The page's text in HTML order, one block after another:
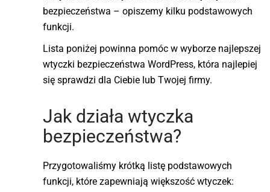
bezpieczeństwa – opiszemy kilku podstawowych
funkcji.
Lista poniżej powinna pomóc w wyborze najlepszej
wtyczki bezpieczeństwa WordPress, która najlepiej
się sprawdzi dla Ciebie lub Twojej firmy.
Jak działa wtyczka
bezpieczeństwa?
Przygotowaliśmy krótką listę podstawowych
funkcji, które zapewniają większość wtyczek: